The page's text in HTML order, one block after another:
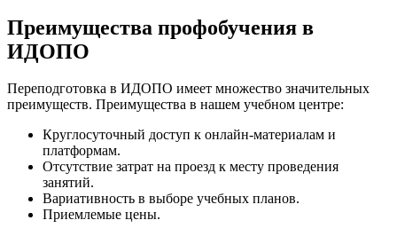
Преимущества профобучения в
ИДОПО
Переподготовка в ИДОПО имеет множество значительных
преимуществ. Преимущества в нашем учебном центре:
Круглосуточный доступ к онлайн-материалам и
платформам.
Отсутствие затрат на проезд к месту проведения
занятий.
Вариативность в выборе учебных планов.
Приемлемые цены.